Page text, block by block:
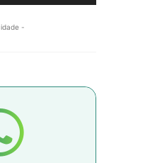
-